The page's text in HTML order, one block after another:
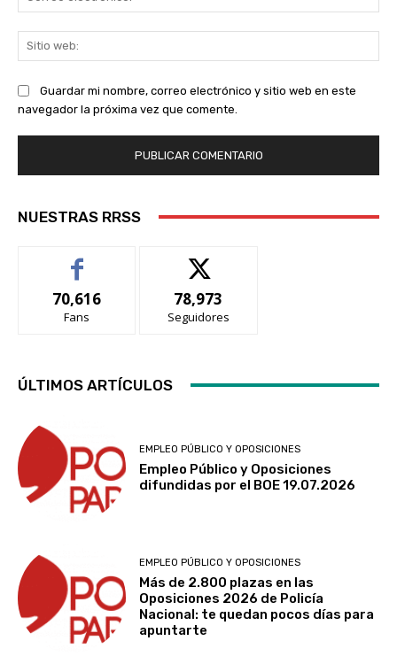
Guardar mi nombre, correo electrónico y sitio web en este
navegador la próxima vez que comente.
NUESTRAS RRSS
70,616
Fans
78,973
Seguidores
ÚLTIMOS ARTÍCULOS
EMPLEO PÚBLICO Y OPOSICIONES
Empleo Público y Oposiciones
difundidas por el BOE 19.07.2026
EMPLEO PÚBLICO Y OPOSICIONES
Más de 2.800 plazas en las
Oposiciones 2026 de Policía
Nacional: te quedan pocos días para
apuntarte